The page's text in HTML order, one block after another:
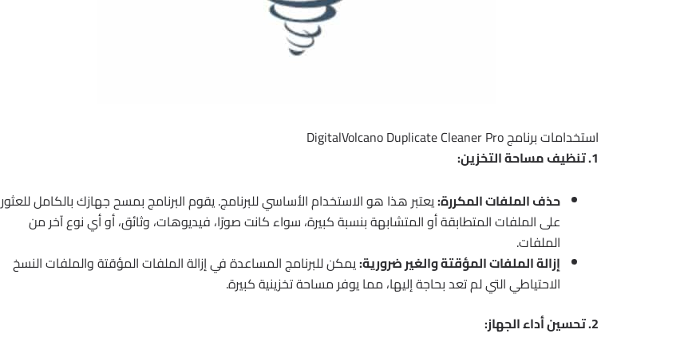
استخدامات برنامج DigitalVolcano Duplicate Cleaner Pro
1. تنظيف مساحة التخزين:
حذف الملفات المكررة:يعتبر هذا هو الاستخدام الأساسي للبرنامج. يقوم البرنامج بمسح جهازك بالكامل للعثور
على الملفات المتطابقة أو المتشابهة بنسبة كبيرة، سواء كانت صورًا، فيديوهات، وثائق، أو أي نوع آخر من
الملفات.
إزالة الملفات المؤقتة والغير ضرورية:يمكن للبرنامج المساعدة في إزالة الملفات المؤقتة والملفات النسخ
الاحتياطي التي لم تعد بحاجة إليها، مما يوفر مساحة تخزينية كبيرة.
2. تحسين أداء الجهاز: